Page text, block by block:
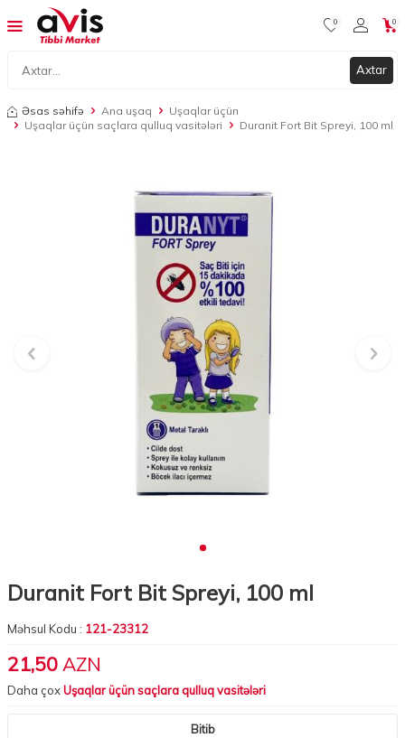
Axtar
0 0
Əsas səhifə Ana uşaq
Uşaqlar üçün
Uşaqlar üçün saçlara qulluq vasitələri
Duranit Fort Bit Spreyi, 100 ml
Duranit Fort Bit Spreyi, 100 ml
Məhsul Kodu : 121-23312
21,50 AZN
Daha çoxUşaqlar üçün saçlara qulluq vasitələri
Bitib